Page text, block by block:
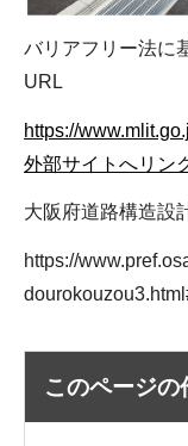
バリアフリー法に
URL
https://
外部サイトへリン
大阪府道路構造設
https://
このページの